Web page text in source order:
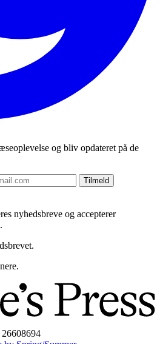
og bliv opdateret på de
Tilmeld
nyhedsbreve og accepterer